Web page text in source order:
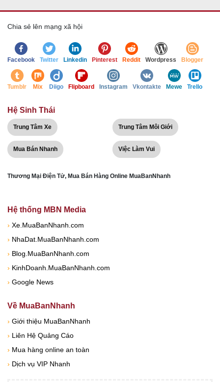
Chia sẻ lên mạng xã hội
Facebook Twitter Linkedin Pinterest Reddit Wordpress Blogger
Tumblr Mix Diigo Flipboard Instagram Vkontakte Mewe Trello
Hệ Sinh Thái
Trung Tâm Xe Trung Tâm Môi Giới
Mua Bán Nhanh Việc Làm Vui
Thương Mại Điện Tử, Mua Bán Hàng Online MuaBanNhanh
Hệ thống MBN Media
› Xe.MuaBanNhanh.com
› NhaDat.MuaBanNhanh.com
› Blog.MuaBanNhanh.com
› KinhDoanh.MuaBanNhanh.com
› Google News
Về MuaBanNhanh
› Giới thiệu MuaBanNhanh
› Liên Hệ Quảng Cáo
› Mua hàng online an toàn
› Dịch vụ VIP Nhanh